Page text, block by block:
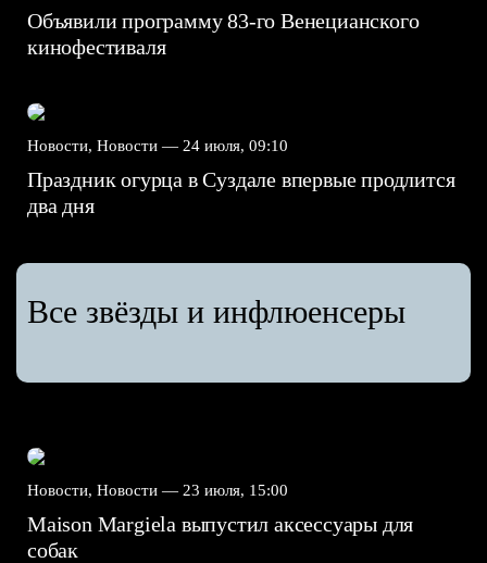
Объявили программу 83-го Венецианского
кинофестиваля
Новости, Новости — 24 июля, 09:10
Праздник огурца в Суздале впервые продлится
два дня
Все звёзды и инфлюенсеры
Новости, Новости — 23 июля, 15:00
Maison Margiela выпустил аксессуары для
собак